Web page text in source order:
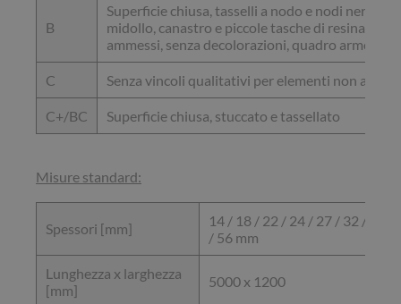
B
Superficie chiusa, tasselli a nodo e nodi neri
midollo, canastro e piccole tasche di resina
ammessi, senza decolorazioni, quadro armonico
C Senza vincoli qualitativi per elementi non a vista
C+/BC Superficie chiusa, stuccato e tassellato
Misure standard:
Spessori [mm]
14 / 18 / 22 / 24 / 27 / 32 / 40 /
/ 56 mm
Lunghezza x larghezza
[mm]
5000 x 1200